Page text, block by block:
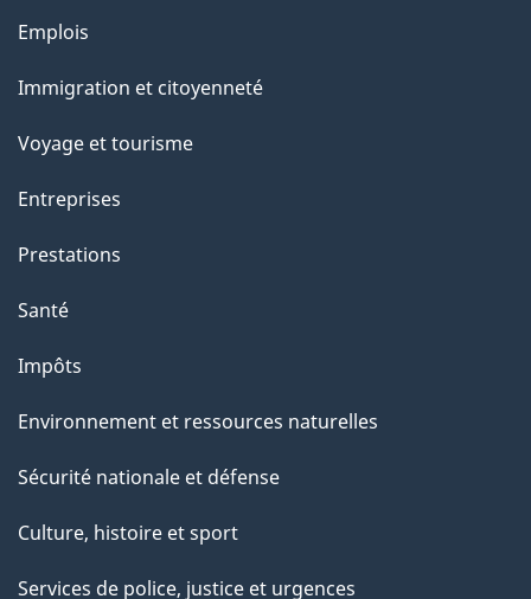
l
a
p
a
g
e
Thèmes
sujets
Emplois
Immigration et citoyenneté
Voyage et tourisme
Entreprises
Prestations
Santé
Impôts
Environnement et ressources naturelles
Sécurité nationale et défense
Culture, histoire et sport
Services de police, justice et urgences